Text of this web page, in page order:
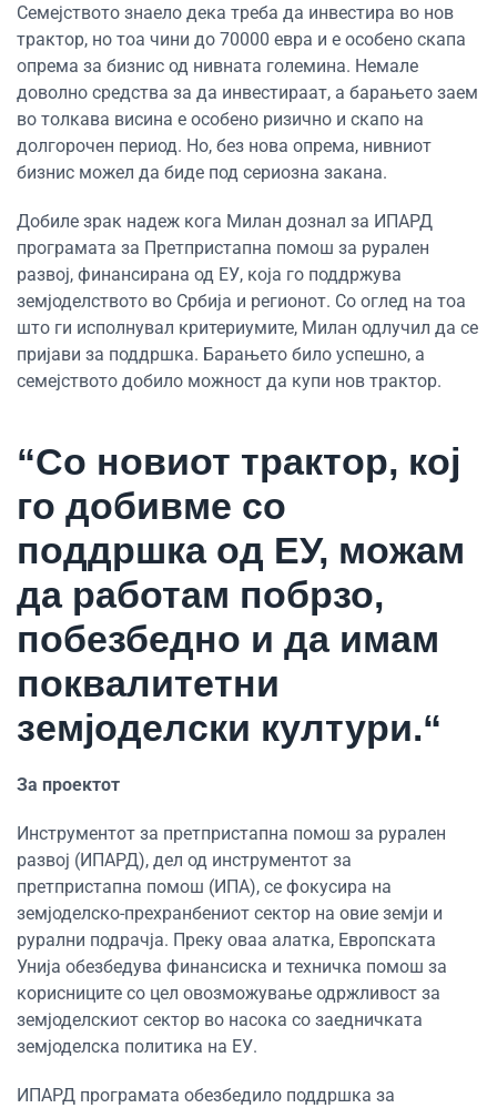
Семејството знаело дека треба да инвестира во нов
трактор, но тоа чини до 70000 евра и е особено скапа
опрема за бизнис од нивната големина. Немале
доволно средства за да инвестираат, а барањето заем
во толкава висина е особено ризично и скапо на
долгорочен период. Но, без нова опрема, нивниот
бизнис можел да биде под сериозна закана.
Добиле зрак надеж кога Милан дознал за ИПАРД
програмата за Претпристапна помош за рурален
развој, финансирана од ЕУ, која го поддржува
земјоделството во Србија и регионот. Со оглед на тоа
што ги исполнувал критериумите, Милан одлучил да се
пријави за поддршка. Барањето било успешно, а
семејството добило можност да купи нов трактор.
“Со новиот трактор, кој
го добивме со
поддршка од ЕУ, можам
да работам побрзо,
побезбедно и да имам
поквалитетни
земјоделски култури.“
За проектот
Инструментот за претпристапна помош за рурален
развој (ИПАРД), дел од инструментот за
претпристапна помош (ИПА), се фокусира на
земјоделско-прехранбениот сектор на овие земји и
рурални подрачја. Преку оваа алатка, Европската
Унија обезбедува финансиска и техничка помош за
корисниците со цел овозможување одржливост за
земјоделскиот сектор во насока со заедничката
земјоделска политика на ЕУ.
ИПАРД програмата обезбедило поддршка за